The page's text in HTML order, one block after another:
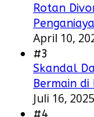
Rotan
April 10,
#3
Skandal
Bermain di
Juli 16, 2025
#4